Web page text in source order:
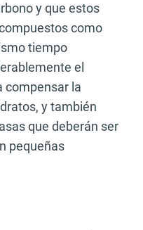
y que estos
como
tiempo
el
compensar la
y también
que deberán ser
pequeñas